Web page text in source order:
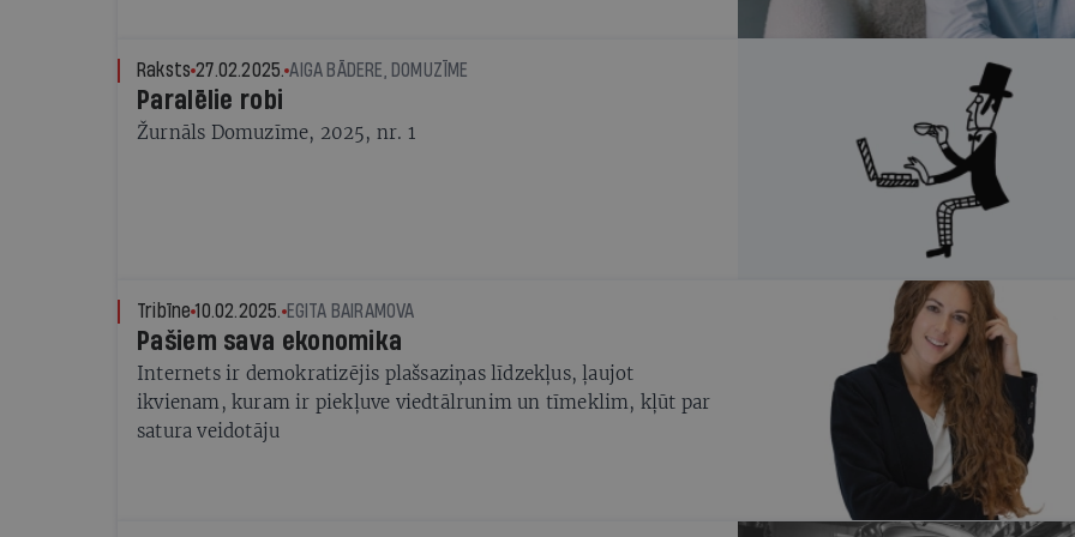
par 25% vairāk nekā attiecīgajā periodā gadu iepriekš.
Raksts 27.02.2025. AIGA BĀDERE, DOMUZĪME
Paralēlie robi
Žurnāls Domuzīme, 2025, nr. 1
Tribīne 10.02.2025. EGITA BAIRAMOVA
Pašiem sava ekonomika
Internets ir demokratizējis plašsaziņas līdzekļus, ļaujot
ikvienam, kuram ir piekļuve viedtālrunim un tīmeklim, kļūt par
satura veidotāju